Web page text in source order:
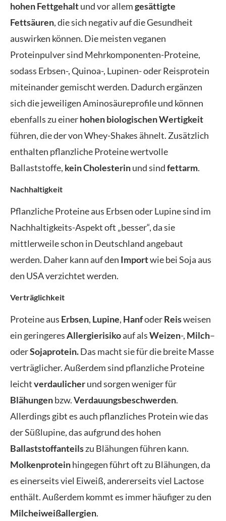
hohen Fettgehaltund vor allemgesättigte
Fettsäuren, die sich negativ auf die Gesundheit
auswirken können. Die meisten veganen
Proteinpulver sind Mehrkomponenten-Proteine,
sodass Erbsen-, Quinoa-, Lupinen- oder Reisprotein
miteinander gemischt werden. Dadurch ergänzen
sich die jeweiligen Aminosäureprofile und können
ebenfalls zu einerhohenbiologischen Wertigkeit
führen, die der von Whey-Shakes ähnelt. Zusätzlich
enthalten pflanzliche Proteine wertvolle
Ballaststoffe, kein Cholesterinund sindfettarm.
Nachhaltigkeit
Pflanzliche Proteine aus Erbsen oder Lupine sind im
Nachhaltigkeits-Aspekt oft „besser“, da sie
mittlerweile schon in Deutschland angebaut
werden. Daher kann auf den Importwie bei Soja aus
den USA verzichtet werden.
Verträglichkeit
Proteine aus Erbsen, Lupine, HanfoderReisweisen
ein geringeresAllergierisikoauf alsWeizen-, Milch–
oderSojaprotein.Das macht sie für die breite Masse
verträglicher. Außerdem sind pflanzliche Proteine
leichtverdaulicherund sorgen weniger für
Blähungenbzw.Verdauungsbeschwerden.
Allerdings gibt es auch pflanzliches Protein wie das
der Süßlupine, das aufgrund des hohen
Ballaststoffanteilszu Blähungen führen kann.
Molkenproteinhingegen führt oft zu Blähungen, da
es einerseits viel Eiweiß, andererseits viel Lactose
enthält. Außerdem kommt es immer häufiger zu den
Milcheiweißallergien.